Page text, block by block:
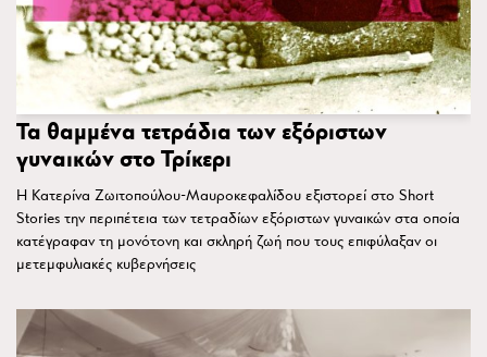
Τα θαμμένα τετράδια των εξόριστων
γυναικών στο Τρίκερι
Η Κατερίνα Ζωιτοπούλου-Μαυροκεφαλίδου εξιστορεί στο Short
Stories την περιπέτεια των τετραδίων εξόριστων γυναικών στα οποία
κατέγραφαν τη μονότονη και σκληρή ζωή που τους επιφύλαξαν οι
μετεμφυλιακές κυβερνήσεις